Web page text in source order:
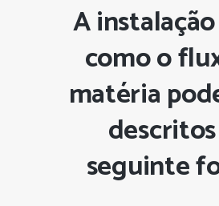
A
como o
matéria
seguinte